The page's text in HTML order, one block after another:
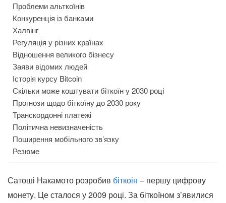
Проблеми альткоїнів
Конкуренція із банками
Халвінг
Регуляція у різних країнах
Відношення великого бізнесу
Заяви відомих людей
Історія курсу Bitcoin
Скільки може коштувати біткоїн у 2030 році
Прогнози щодо біткоїну до 2030 року
Транскордонні платежі
Політична невизначеність
Поширення мобільного зв’язку
Резюме
Сатоші Накамото розробив біткоін – першу цифрову
монету. Це сталося у 2009 році. За біткоїном з’явилися